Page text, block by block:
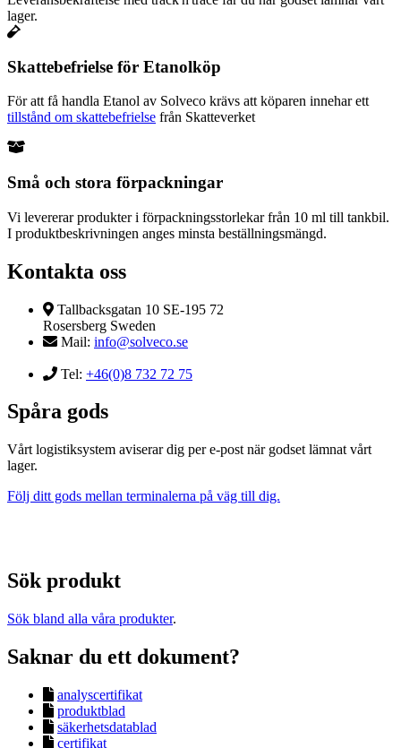
lager.
Skattebefrielse för Etanolköp
För att få handla Etanol av Solveco krävs att köparen innehar ett
tillstånd om skattebefrielse från Skatteverket
Små och stora förpackningar
Vi levererar produkter i förpackningsstorlekar från 10 ml till tankbil.
I produktbeskrivningen anges minsta beställningsmängd.
Kontakta oss
Tallbacksgatan 10 SE-195 72
Rosersberg Sweden
Mail: info@solveco.se
Tel: +46(0)8 732 72 75
Spåra gods
Vårt logistiksystem aviserar dig per e-post när godset lämnat vårt
lager.
Följ ditt gods mellan terminalerna på väg till dig.
Sök produkt
Sök bland alla våra produkter.
Saknar du ett dokument?
analyscertifikat
produktblad
säkerhetsdatablad
certifikat